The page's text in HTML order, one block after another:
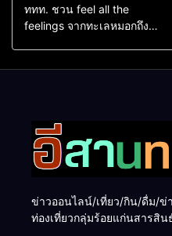
ททท. ชวน feel all the
feelings จากทะเลหมอกถึง
ข่าวออนไลน์/เที่ยว/กิน/ดื่ม/ข่
ท่องเที่ยวกลุ่มร้อยแก่นสารสิ